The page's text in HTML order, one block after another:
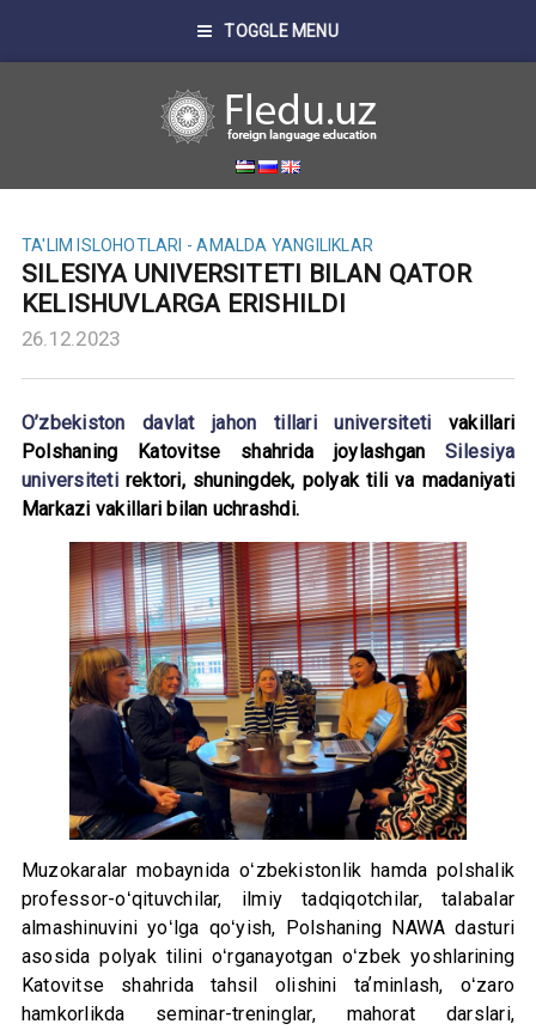
TOGGLE MENU
TA'LIM ISLOHOTLARI - AMALDA YANGILIKLAR
SILESIYA UNIVERSITETI BILAN QATOR
KELISHUVLARGA ERISHILDI
26.12.2023
O’zbekiston davlat jahon tillari universiteti vakillari
Polshaning Katovitse shahrida joylashganSilesiya
universitetirektori, shuningdek, polyak tili va madaniyati
Markazi vakillari bilan uchrashdi.
Muzokaralar mobaynida oʻzbekistonlik hamda polshalik
professor-oʻqituvchilar, ilmiy tadqiqotchilar, talabalar
almashinuvini yoʻlga qoʻyish, Polshaning NAWA dasturi
asosida polyak tilini oʻrganayotgan oʻzbek yoshlarining
Katovitse shahrida tahsil olishini taʼminlash, oʻzaro
hamkorlikda seminar-treninglar, mahorat darslari,